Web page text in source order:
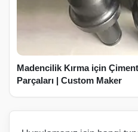
Madencilik Kırma için
Parçaları | Custom Maker